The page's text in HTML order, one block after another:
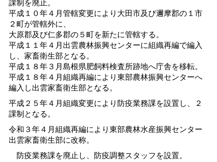
平成１０年４月管轄変更により大田市及び邇摩郡の１市
２町が管轄外に、
大原郡及び仁多郡の５町を新たに管轄する。
平成１１年４月出雲農林振興センターに組織再編で編入
し、家畜衛生部となる。
平成１８年３月島根県肥飼料検査所跡地へ庁舎を移転。
平成１８年４月組織再編により東部農林振興センターへ
編入し出雲家畜衛生部となる。
平成２５年４月組織変更により防疫業務課を設置し、２
課制となる。
令和３年４月組織再編により東部農林水産振興センター
出雲家畜衛生部に改称。
防疫業務課を廃止し、防疫調整スタッフを設置。